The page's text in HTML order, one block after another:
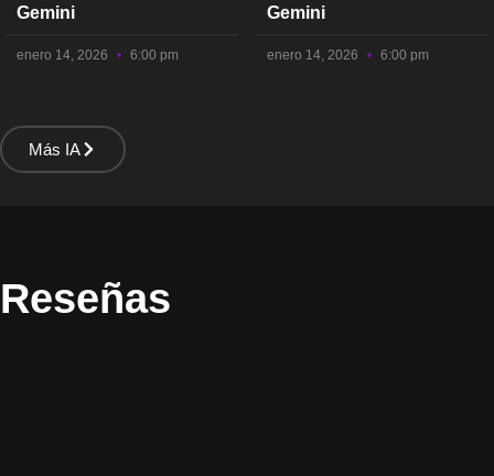
Gemini
enero 14, 2026 6:00 pm
Gemini
enero 14, 2026 6:00 pm
Más IA
Reseñas